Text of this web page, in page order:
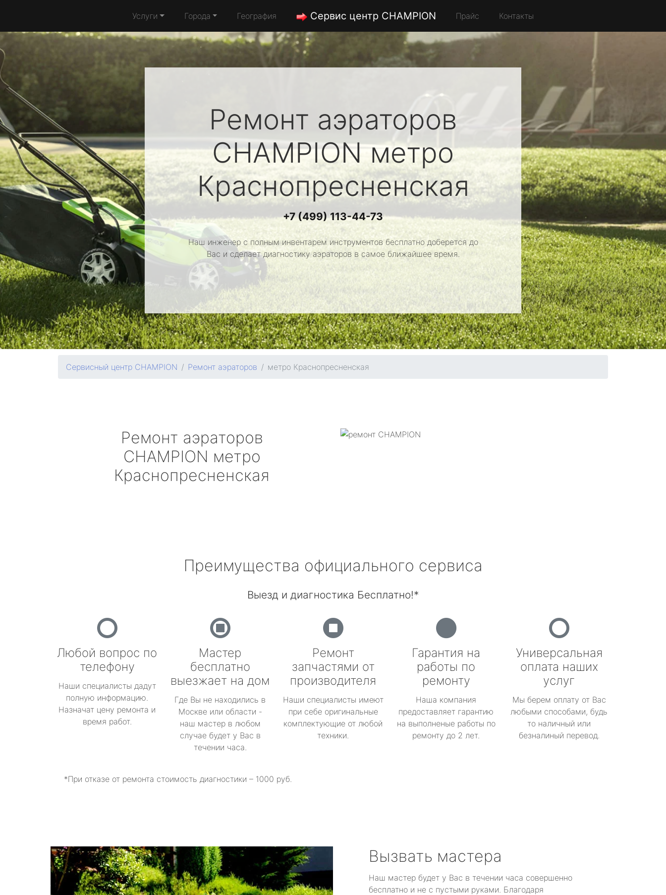
Услуги Города География Сервис центр CHAMPION Прайс Контакты
Ремонт аэраторов
CHAMPIONметро
Краснопресненская
+7 (499) 113-44-73
Наш инженер с полным инвентарем инструментов бесплатно доберется до
Вас и сделает диагностику аэраторов в самое ближайшее время.
Сервисный центр CHAMPION Ремонт аэраторов метро Краснопресненская
Ремонт аэраторов
CHAMPION метро
Краснопресненская
Преимущества официального сервиса
Выезд и диагностика Бесплатно!*
Любой вопрос по
телефону
Наши специалисты дадут
полную информацию.
Назначат цену ремонта и
время работ.
Мастер
бесплатно
выезжает на дом
Где Вы не находились в
Москве или области -
наш мастер в любом
случае будет у Вас в
течении часа.
Ремонт
запчастями от
производителя
Наши специалисты имеют
при себе оригинальные
комплектующие от любой
техники.
Гарантия на
работы по
ремонту
Наша компания
предоставляет гарантию
на выполненые работы по
ремонту до 2 лет.
Универсальная
оплата наших
услуг
Мы берем оплату от Вас
любыми способами, будь
то наличный или
безналиный перевод.
*При отказе от ремонта стоимость диагностики – 1000 руб.
Вызвать мастера
Наш мастер будет у Вас в течении часа совершенно
бесплатно и не с пустыми руками. Благодаря